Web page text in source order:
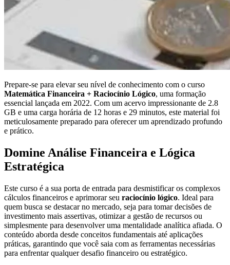
Prepare-se para elevar seu nível de conhecimento com o curso
Matemática Financeira + Raciocínio Lógico, uma formação
essencial lançada em 2022. Com um acervo impressionante de 2.8
GB e uma carga horária de 12 horas e 29 minutos, este material foi
meticulosamente preparado para oferecer um aprendizado profundo
e prático.
Domine Análise Financeira e Lógica
Estratégica
Este curso é a sua porta de entrada para desmistificar os complexos
cálculos financeiros e aprimorar seu raciocínio lógico. Ideal para
quem busca se destacar no mercado, seja para tomar decisões de
investimento mais assertivas, otimizar a gestão de recursos ou
simplesmente para desenvolver uma mentalidade analítica afiada. O
conteúdo aborda desde conceitos fundamentais até aplicações
práticas, garantindo que você saia com as ferramentas necessárias
para enfrentar qualquer desafio financeiro ou estratégico.